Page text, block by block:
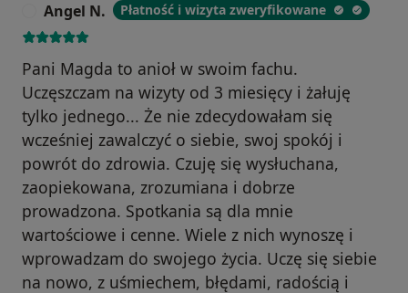
Angel N. Płatność i wizyta zweryfikowane
Pani Magda to anioł w swoim fachu.
Uczęszczam na wizyty od 3 miesięcy i żałuję
tylko jednego... Że nie zdecydowałam się
wcześniej zawalczyć o siebie, swoj spokój i
powrót do zdrowia. Czuję się wysłuchana,
zaopiekowana, zrozumiana i dobrze
prowadzona. Spotkania są dla mnie
wartościowe i cenne. Wiele z nich wynoszę i
wprowadzam do swojego życia. Uczę się siebie
na nowo, z uśmiechem, błędami, radością i